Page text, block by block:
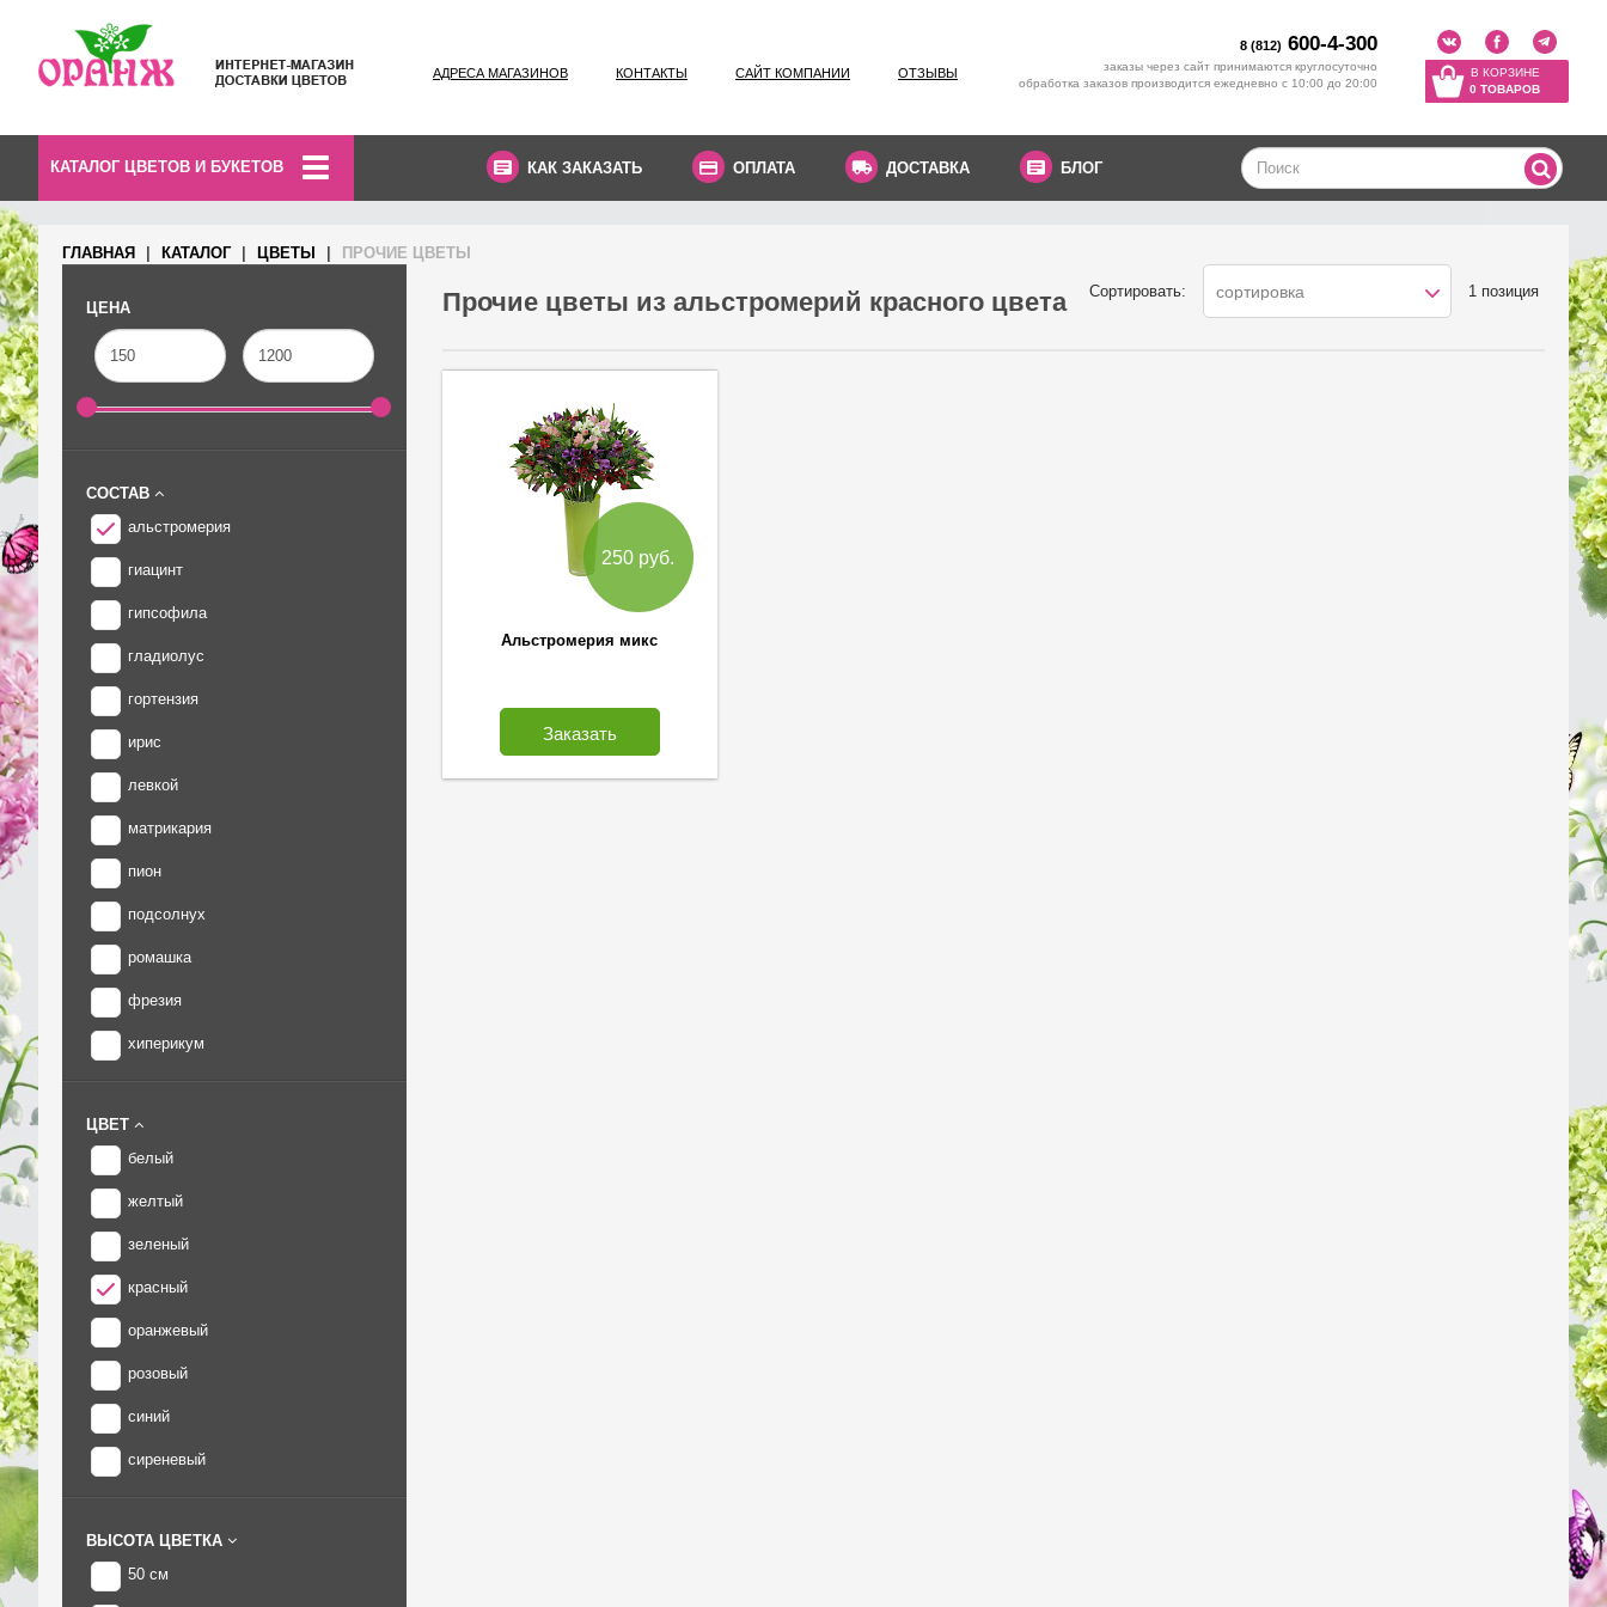
АДРЕСА МАГАЗИНОВ КОНТАКТЫ САЙТ КОМПАНИИ ОТЗЫВЫ
8 (812) 600-4-300
заказы через сайт принимаются круглосуточно
обработка заказов производится ежедневно с 10:00 до 20:00
В КОРЗИНЕ
0 ТОВАРОВ
КАТАЛОГ ЦВЕТОВ И БУКЕТОВ КАК ЗАКАЗАТЬ ОПЛАТА ДОСТАВКА БЛОГ
ГЛАВНАЯ КАТАЛОГ ЦВЕТЫ ПРОЧИЕ ЦВЕТЫ
ЦЕНА
СОСТАВ
альстромерия
гиацинт
гипсофила
гладиолус
гортензия
ирис
левкой
матрикария
пион
подсолнух
ромашка
фрезия
хиперикум
ЦВЕТ
белый
желтый
зеленый
красный
оранжевый
розовый
синий
сиреневый
ВЫСОТА ЦВЕТКА
50 см
Прочие цветы из альстромерий красного цвета Сортировать: сортировка 1 позиция
250 руб.
Альстромерия микс
Заказать